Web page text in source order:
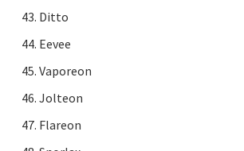
Ditto
Eevee
Vaporeon
Jolteon
Flareon